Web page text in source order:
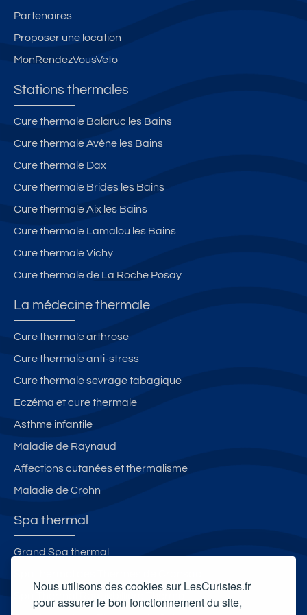
Nous utilisons des cookies sur LesCuristes.fr
pour assurer le bon fonctionnement du site,
Partenaires
Proposer une location
MonRendezVousVeto
Stations thermales
Cure thermale Balaruc les Bains
Cure thermale Avène les Bains
Cure thermale Dax
Cure thermale Brides les Bains
Cure thermale Aix les Bains
Cure thermale Lamalou les Bains
Cure thermale Vichy
Cure thermale de La Roche Posay
La médecine thermale
Cure thermale arthrose
Cure thermale anti-stress
Cure thermale sevrage tabagique
Eczéma et cure thermale
Asthme infantile
Maladie de Raynaud
Affections cutanées et thermalisme
Maladie de Crohn
Spa thermal
Grand Spa thermal